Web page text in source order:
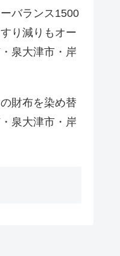
バランス1500
り減りもオー
泉大津市・岸
財布を染め替
泉大津市・岸